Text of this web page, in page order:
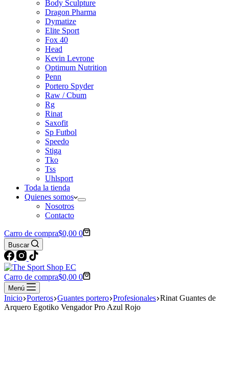
Body Sculpture
Dragon Pharma
Dymatize
Elite Sport
Fox 40
Head
Kevin Levrone
Optimum Nutrition
Penn
Portero Spyder
Raw / Cbum
Rg
Rinat
Saxofit
Sp Futbol
Speedo
Stiga
Tko
Tss
Uhlsport
Toda la tienda
Quienes somos
Nosotros
Contacto
Carro de compra$0,00 0
Buscar
Carro de compra$0,00 0
Menú
Inicio Porteros Guantes portero Profesionales Rinat Guantes de
Arquero Egotiko Vengador Pro Azul Rojo